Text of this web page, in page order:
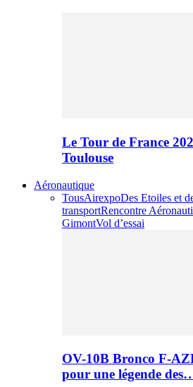
Le Tour de France
Toulouse
Aéronautique
TousAirexpoDes Etoiles et
transportRencontre
GimontVol d’essai
OV-10B Bronco F-
pour une légende